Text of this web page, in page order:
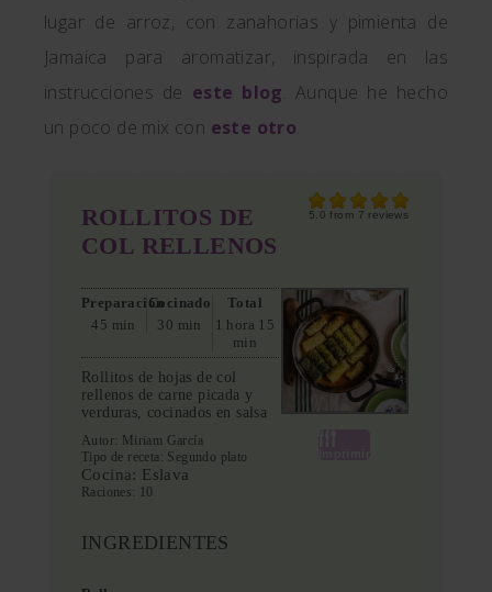
lugar de arroz, con zanahorias y pimienta de
Jamaica para aromatizar, inspirada en las
instrucciones de este blog. Aunque he hecho
un poco de mix con este otro.
5.0 from 7 reviews
ROLLITOS DE
COL RELLENOS
Preparación
45 min
Cocinado
30 min
Total
1 hora 15
min
Rollitos de hojas de col
rellenos de carne picada y
verduras, cocinados en salsa
Autor: Miriam García
Tipo de receta: Segundo plato
Cocina: Eslava
Raciones: 10
INGREDIENTES